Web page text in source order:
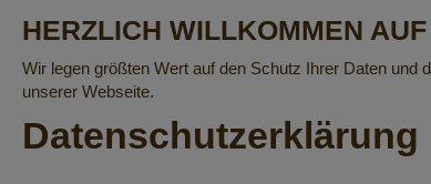
HERZLICH WILLKOMMEN
Wir legen größten Wert auf den Schutz Ihrer Daten und
unserer Webseite.
Datenschutz­erklärung